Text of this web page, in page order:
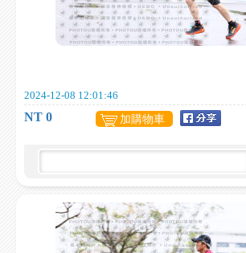
2024-12-08 12:01:46
NT 0 加購物車